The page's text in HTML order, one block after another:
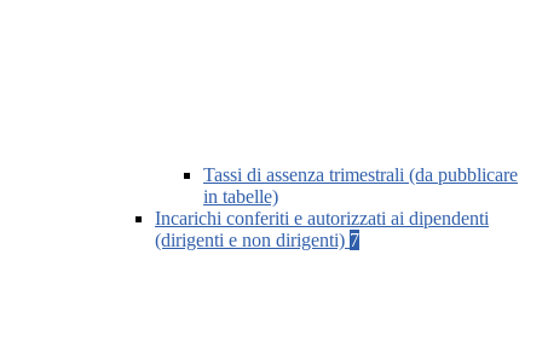
Tassi di assenza trimestrali (da pubblicare
in tabelle)
Incarichi conferiti e autorizzati ai dipendenti
(dirigenti e non dirigenti) 7